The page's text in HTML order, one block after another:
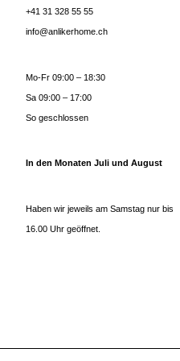
+41 31 328 55 55
info@anlikerhome.ch
Mo-Fr 09:00 – 18:30
Sa 09:00 – 17:00
So geschlossen
In den Monaten Juli und August
Haben wir jeweils am Samstag nur bis
16.00 Uhr geöffnet.